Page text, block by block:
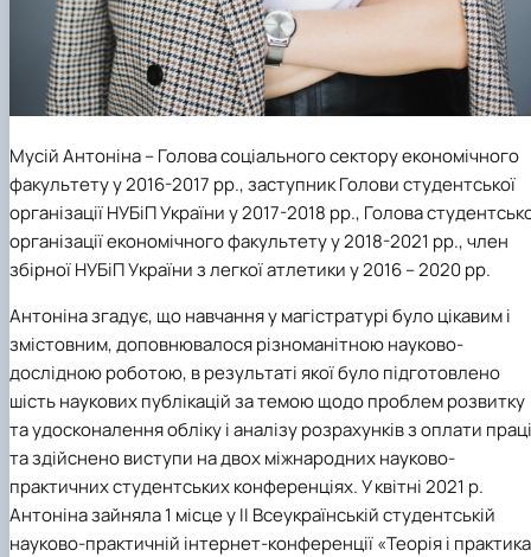
Мусій Антоніна– Голова соціального сектору економічного
факультету у 2016-2017 рр., заступник Голови студентської
організації НУБіП України у 2017-2018 рр., Голова
організації економічного факультету у 2018-2021 рр., член
збірної НУБіП України з легкої атлетики у 2016 – 2020 рр.
Антоніна згадує, що навчання у магістратурі було цікавим і
змістовним, доповнювалося різноманітною науково-
дослідною роботою, в результаті якої було підготовлено
шість наукових публікацій за темою щодо проблем розвитку
та удосконалення обліку і аналізу розрахунків з оплати праці
та здійснено виступи на двох міжнародних науково-
практичних студентських конференціях. У квітні 2021 р.
Антоніна зайняла 1 місце у ІІ Всеукраїнській студентській
науково-практичній інтернет-конференції «Теорія і практика